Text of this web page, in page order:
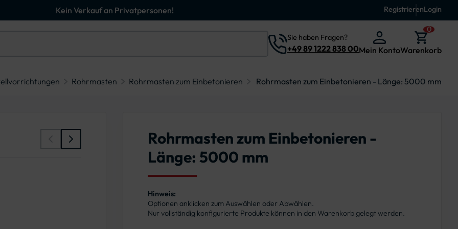
Kein Verkauf an Privatpersonen! RegistrierenLogin
Sie haben Fragen?
+49 89 1222 838 00Mein Konto
0
Warenkorb
Rohrmasten Rohrmasten zum Einbetonieren Rohrmasten zum Einbetonieren - Länge: 5000 mm
Rohrmasten zum Einbetonieren -
Länge: 5000 mm
Hinweis:
Optionen anklicken zum Auswählen oder Abwählen.
Nur vollständig konfigurierte Produkte können in den Warenkorb gelegt werden.